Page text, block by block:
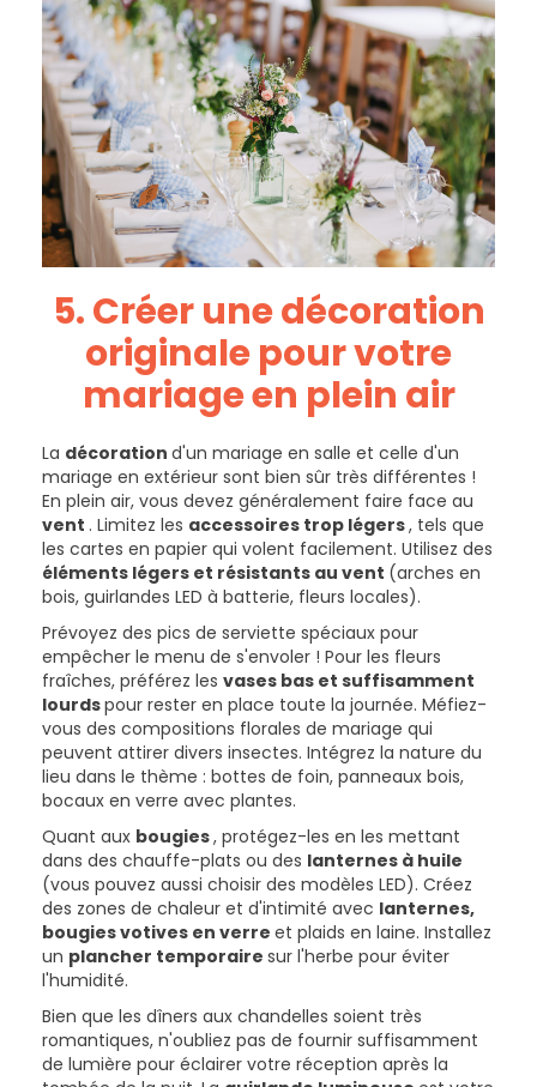
5. Créer unedécoration
originalepour votre
mariage en plein air
La décoration d'un mariage en salle et celle d'un
mariage en extérieur sont bien sûr très différentes !
En plein air, vous devez généralement faire face au
vent . Limitez les accessoires trop légers, tels que
les cartes en papier qui volent facilement. Utilisez des
éléments légers et résistants au vent (arches en
bois, guirlandes LED à batterie, fleurs locales).
Prévoyez des pics de serviette spéciaux pour
empêcher le menu de s'envoler ! Pour les fleurs
fraîches, préférez les vases bas et suffisamment
lourdspour rester en place toute la journée. Méfiez-
vous des compositions florales de mariage qui
peuvent attirer divers insectes. Intégrez la nature du
lieu dans le thème : bottes de foin, panneaux bois,
bocaux en verre avec plantes.
Quant aux bougies, protégez-les en les mettant
dans des chauffe-plats ou des lanternes à huile
(vous pouvez aussi choisir des modèles LED). Créez
des zones de chaleur et d'intimité avec lanternes,
bougies votives en verre et plaids en laine. Installez
un plancher temporaire sur l'herbe pour éviter
l'humidité.
Bien que les dîners aux chandelles soient très
romantiques, n'oubliez pas de fournir suffisamment
de lumière pour éclairer votre réception après la